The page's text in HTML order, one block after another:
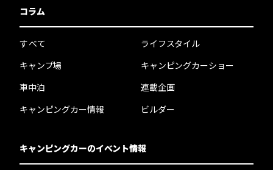
コラム
すべて
キャンプ場
車中泊
キャンピングカー情報
ライフスタイル
キャンピングカーショー
連載企画
ビルダー
キャンピングカーのイベント情報